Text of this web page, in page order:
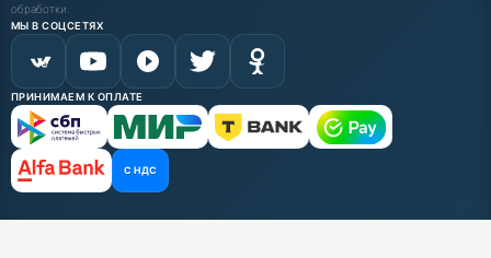
обработки.
МЫ В СОЦСЕТЯХ
ПРИНИМАЕМ К ОПЛАТЕ
С НДС